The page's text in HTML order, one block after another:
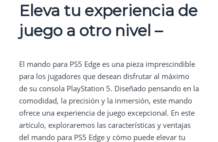
Eleva tu experiencia de
juego a otro nivel –
El mando para PS5 Edge es una pieza imprescindible
para los jugadores que desean disfrutar al máximo
de su consola PlayStation 5. Diseñado pensando en la
comodidad, la precisión y la inmersión, este mando
ofrece una experiencia de juego excepcional. En este
artículo, exploraremos las características y ventajas
del mando para PS5 Edge y cómo puede elevar tu